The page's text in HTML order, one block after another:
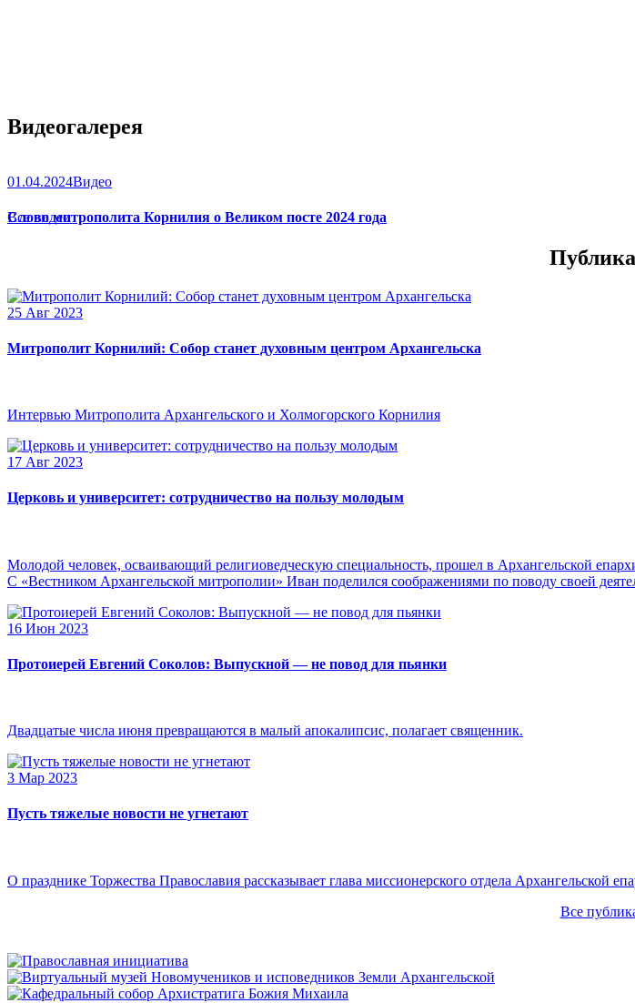
Видеогалерея
01.04.2024Видео
Слово митрополита Корнилия о Великом посте 2024 года
Все видео
25 Авг 2023
Митрополит Корнилий: Собор станет духовным центром Архангельска
Интервью Митрополита Архангельского и Холмогорского Корнилия
17 Авг 2023
Церковь и университет: сотрудничество на пользу молодым
Молодой человек, осваивающий религиоведческую специальность, прошел в Архангельской
С «Вестником Архангельской митрополии» Иван поделился соображениями по поводу своей
16 Июн 2023
Протоиерей Евгений Соколов: Выпускной — не повод для пьянки
Двадцатые числа июня превращаются в малый апокалипсис, полагает священник.
3 Мар 2023
Пусть тяжелые новости не угнетают
О празднике Торжества Православия рассказывает глава миссионерского отдела Архангельской
Все